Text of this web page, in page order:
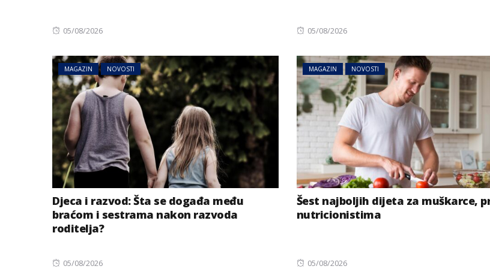
Posted
05/08/2026
Posted
05/08/2026
MAGAZIN NOVOSTI
Djeca i razvod: Šta se događa među
braćom i sestrama nakon razvoda
roditelja?
Posted
05/08/2026
MAGAZIN NOVOSTI
Šest najboljih dijeta za muškarce,
nutricionistima
Posted
05/08/2026